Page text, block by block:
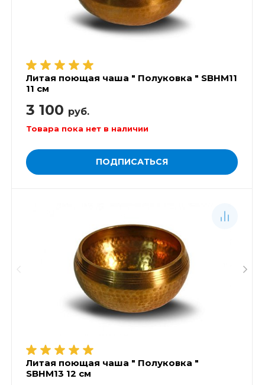
Литая поющая чаша " Полуковка " SBHM11
11 см
3 100 руб.
Товара пока нет в наличии
ПОДПИСАТЬСЯ
Литая поющая чаша " Полуковка "
SBHM13 12 см